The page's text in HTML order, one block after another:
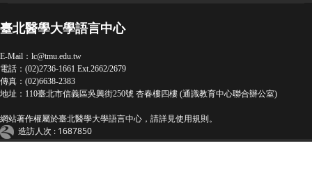
臺北醫學大學語言中心
E-Mail： lc@tmu.edu.tw
電話：(02)2736-1661 Ext.2662/2679
傳真：(02)6638-2383
地址：110臺北市信義區吳興街250號 杏春樓四樓 (通識教育中心聯合辦公室)
網站著作權屬於臺北醫學大學語言中心，請詳見使用規則 。
造訪人次 : 1687850